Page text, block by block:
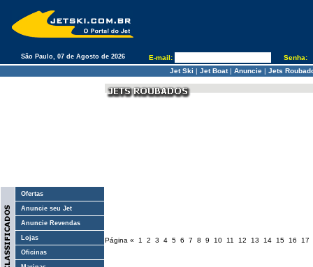
São Paulo, 07 de Agosto de 2026 E-mail:
Senha:
Jet Ski | Jet Boat| Anuncie| Jets
Ofertas
Anuncie seu Jet
Anuncie Revendas
Lojas
Oficinas
Página « 1 2 3 4 5 6 7 8 9 10 11 12 13 14 15 16 17